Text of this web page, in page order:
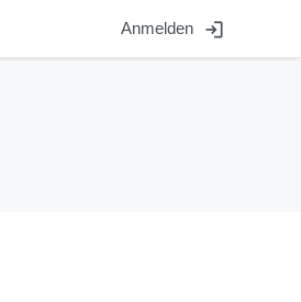
Anmelden login